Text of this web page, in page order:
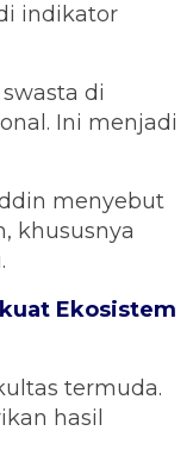
indikator
di
Ini menjadi
menyebut
khususnya
Ekosistem
termuda.
hasil